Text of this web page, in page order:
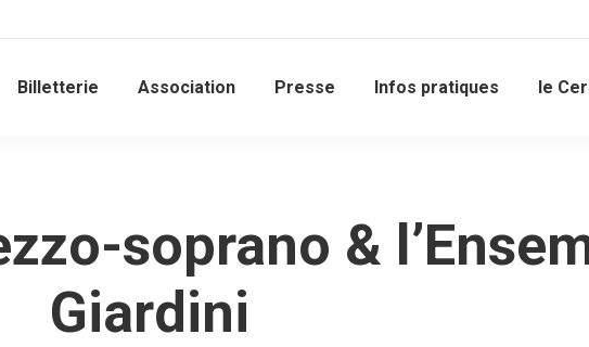
Billetterie Association Presse Infos pratiques le
soprano &
Giardini